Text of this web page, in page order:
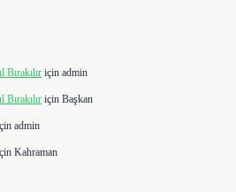
için admin
için Başkan
admin
Kahraman